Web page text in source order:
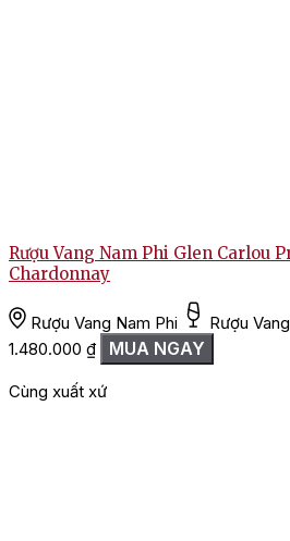
Rượu Vang Nam Phi Glen Carlou
Chardonnay
Rượu Vang Nam Phi Rượu
1.480.000 ₫ MUA NGAY
Cùng xuất xứ